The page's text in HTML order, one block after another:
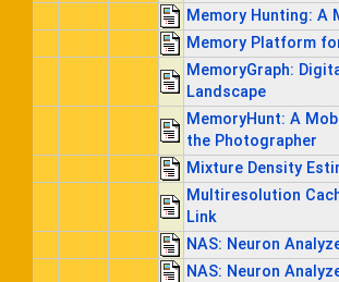
Memory Hunting:
Memory Platform
MemoryGraph:
Landscape
MemoryHunt: A
the Photographer
Mixture Density
Multiresolution
Link
NAS: Neuron
NAS: Neuron